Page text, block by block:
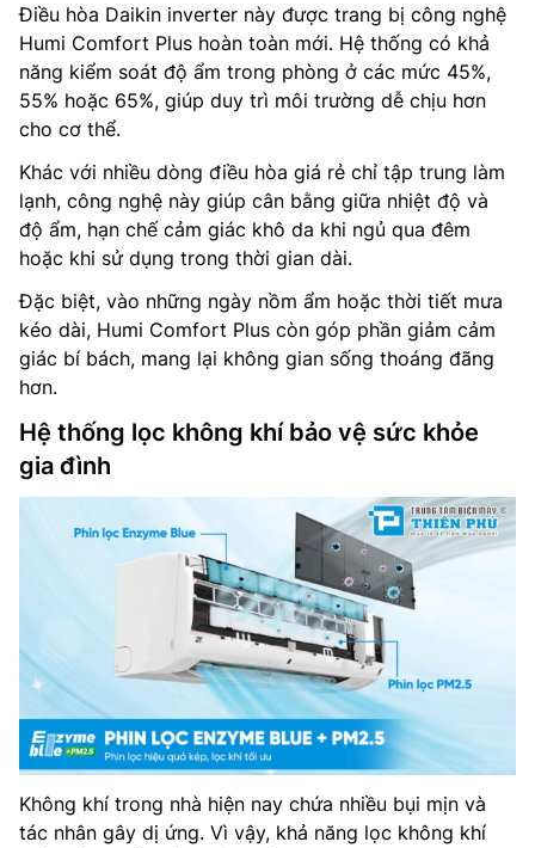
Điều hòa Daikin inverter này được trang bị công nghệ
Humi Comfort Plus hoàn toàn mới. Hệ thống có khả
năng kiểm soát độ ẩm trong phòng ở các mức 45%,
55% hoặc 65%, giúp duy trì môi trường dễ chịu hơn
cho cơ thể.
Khác với nhiều dòng điều hòa giá rẻ chỉ tập trung làm
lạnh, công nghệ này giúp cân bằng giữa nhiệt độ và
độ ẩm, hạn chế cảm giác khô da khi ngủ qua đêm
hoặc khi sử dụng trong thời gian dài.
Đặc biệt, vào những ngày nồm ẩm hoặc thời tiết mưa
kéo dài, Humi Comfort Plus còn góp phần giảm cảm
giác bí bách, mang lại không gian sống thoáng đãng
hơn.
Hệ thống lọc không khí bảo vệ sức khỏe
gia đình
Không khí trong nhà hiện nay chứa nhiều bụi mịn và
tác nhân gây dị ứng. Vì vậy, khả năng lọc không khí